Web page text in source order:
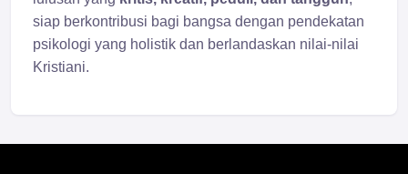
siap berkontribusi bagi bangsa dengan pendekatan
psikologi yang holistik dan berlandaskan nilai-nilai
Kristiani.